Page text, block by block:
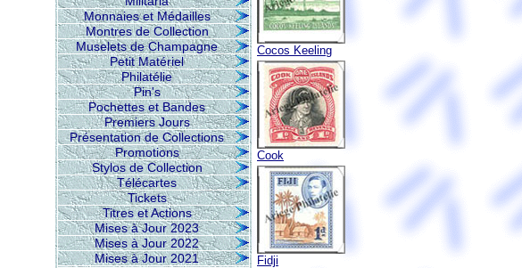
Monnaies et Médailles
Montres de Collection
Muselets de Champagne
Petit Matériel
Philatélie
Pin's
Pochettes et Bandes
Premiers Jours
Présentation de Collections
Promotions
Stylos de Collection
Télécartes
Tickets
Titres et Actions
Mises à Jour 2023
Mises à Jour 2022
Mises à Jour 2021
Cocos Keeling
Cook
Fidji